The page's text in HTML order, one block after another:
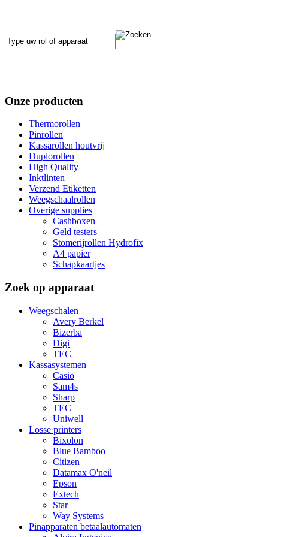
Onze producten
Thermorollen
Pinrollen
Kassarollen houtvrij
Duplorollen
High Quality
Inktlinten
Verzend Etiketten
Weegschaalrollen
Overige supplies
Cashboxen
Geld testers
Stomerijrollen Hydrofix
A4 papier
Schapkaartjes
Zoek op apparaat
Weegschalen
Avery Berkel
Bizerba
Digi
TEC
Kassasystemen
Casio
Sam4s
Sharp
TEC
Uniwell
Losse printers
Bixolon
Blue Bamboo
Citizen
Datamax O'neil
Epson
Extech
Star
Way Systems
Pinapparaten betaalautomaten